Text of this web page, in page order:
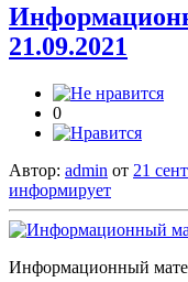
21.09.2021
0
Автор: admin от 21
информирует
Информационный